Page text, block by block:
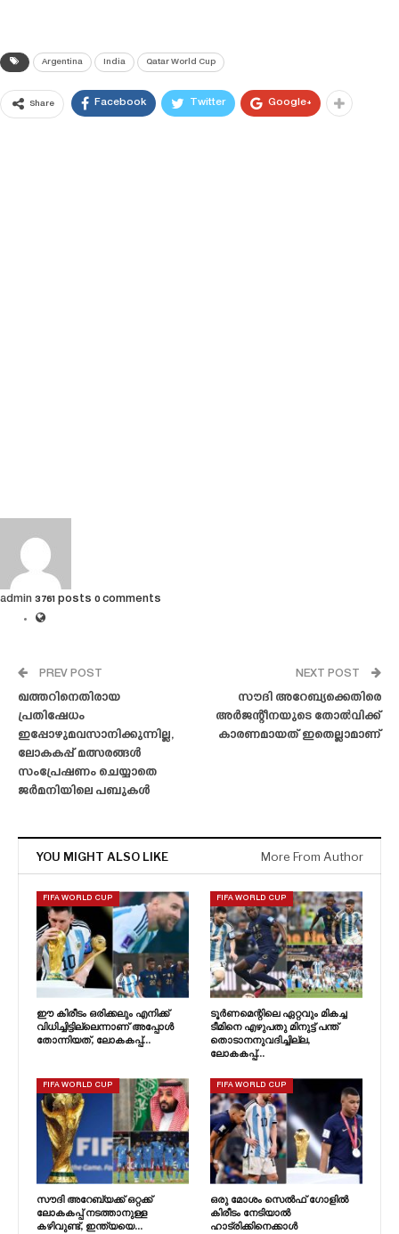
Argentina India Qatar World Cup
Share Facebook Twitter Google+
admin 3761 posts 0 comments
PREV POST
ഖത്തറിനെതിരായ
പ്രതിഷേധം
ഇപ്പോഴുമവസാനിക്കുന്നില്ല,
ലോകകപ്പ് മത്സരങ്ങൾ
സംപ്രേഷണം ചെയ്യാതെ
ജർമനിയിലെ പബുകൾ
NEXT POST
സൗദി അറേബ്യക്കെതിരെ
അർജന്റീനയുടെ തോൽവിക്ക്
കാരണമായത് ഇതെല്ലാമാണ്
YOU MIGHT ALSO LIKE More From Author
FIFA WORLD CUP
ഈ കിരീടം ഒരിക്കലും എനിക്ക്
വിധിച്ചിട്ടില്ലെന്നാണ് അപ്പോൾ
തോന്നിയത്, ലോകകപ്പ്…
FIFA WORLD CUP
ടൂർണമെന്റിലെ ഏറ്റവും മികച്ച
ടീമിനെ എഴുപതു മിനുട്ട് പന്ത്
തൊടാനനുവദിച്ചില്ല,
ലോകകപ്പ്…
FIFA WORLD CUP
സൗദി അറേബ്യക്ക് ഒറ്റക്ക്
ലോകകപ്പ് നടത്താനുള്ള
കഴിവുണ്ട്, ഇന്ത്യയെ…
FIFA WORLD CUP
ഒരു മോശം സെൽഫ് ഗോളിൽ
കിരീടം നേടിയാൽ
ഹാട്രിക്കിനെക്കാൾ